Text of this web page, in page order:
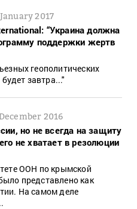
2017
“Украина должна
поддержки жертв
геополитических
завтра..."
2016
но не всегда на защиту
не хватает в резолюции
ООН по крымской
представлено как
На самом деле